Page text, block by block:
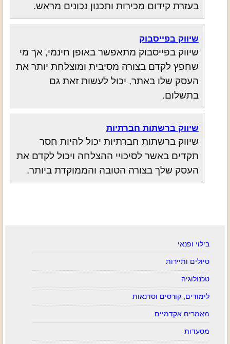
בעזרת קידום מכירות ותכנון נכונים מראש.
שיווק בפייסבוק
שיווק בפייסבוק מתאפשר באופן חינמי, אך מי
שחפץ לקדם בצורה מסיבית ומוצלחת יותר את
העסק שלו באתר, יכול לעשות זאת גם
בתשלום.
שיווק ברשתות חברתיות
שיווק ברשתות חברתיות יכול להיות חסר
תקדים באשר לסיכויי ההצלחה ויכול לקדם את
העסק שלך בצורה הטובה והממוקדת ביותר.
בילוי ופנאי
טיולים ותיירות
טכנולוגיה
לימודים, קורסים וסדנאות
מאמרים אקדמיים
מסעדות